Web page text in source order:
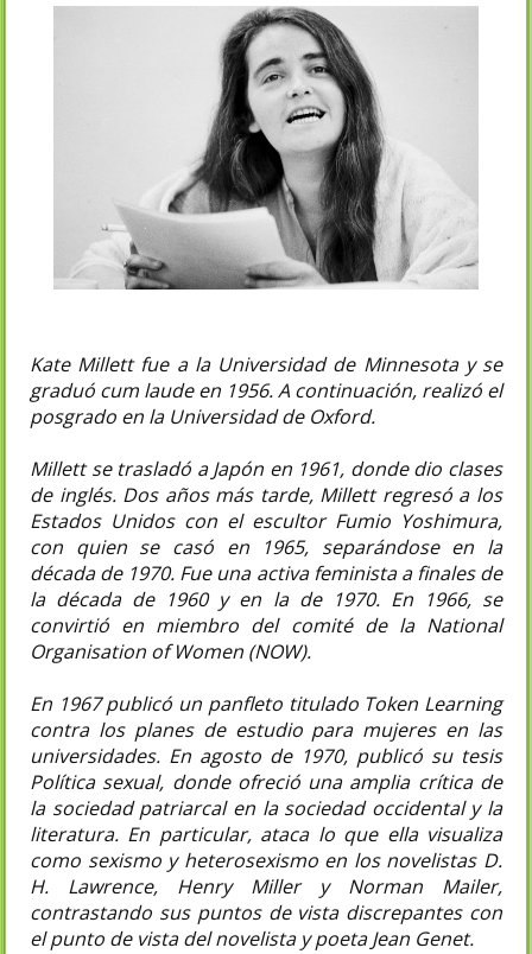
Kate Millett fue a la Universidad de Minnesota y se
graduó cum laude en 1956. A continuación, realizó el
posgrado en la Universidad de Oxford.
Millett se trasladó a Japón en 1961, donde dio clases
de inglés. Dos años más tarde, Millett regresó a los
Estados Unidos con el escultor Fumio Yoshimura,
con quien se casó en 1965, separándose en la
década de 1970. Fue una activa feminista a finales de
la década de 1960 y en la de 1970. En 1966, se
convirtió en miembro del comité de la National
Organisation of Women (NOW).
En 1967 publicó un panfleto titulado Token Learning
contra los planes de estudio para mujeres en las
universidades. En agosto de 1970, publicó su tesis
Política sexual, donde ofreció una amplia crítica de
la sociedad patriarcal en la sociedad occidental y la
literatura. En particular, ataca lo que ella visualiza
como sexismo y heterosexismo en los novelistas D.
H. Lawrence, Henry Miller y Norman Mailer,
contrastando sus puntos de vista discrepantes con
el punto de vista del novelista y poeta Jean Genet.